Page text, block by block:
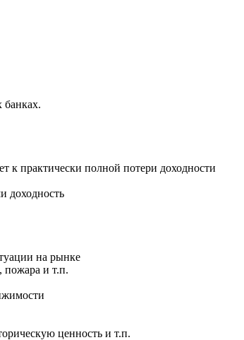
банках.
к практически полной потери доходности
доходность
на рынке
пожара и т.п.
ценность и т.п.